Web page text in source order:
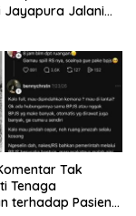
Jayapura Jalani
Tak
Tenaga
terhadap Pasien